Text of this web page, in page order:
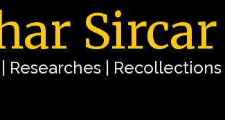
Sircar
Researches | Recollections